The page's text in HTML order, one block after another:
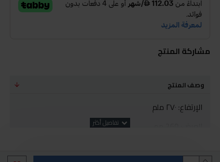
مشاركة المنتج
وصف المنتج
الإرتفاع: ٢٧٠ ملم